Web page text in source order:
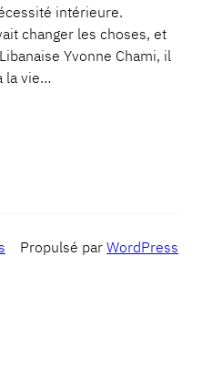
intérieure.
changer les choses, et
Yvonne Chami, il
la vie…
Propulsé parWordPress